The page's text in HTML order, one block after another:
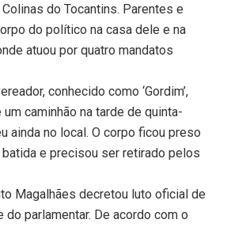
do Tocantins. Parentes e
do político na casa dele e na
atuou por quatro mandatos
conhecido como ‘Gordim’,
caminhão na tarde de quinta-
ainda no local. O corpo ficou preso
e precisou ser retirado pelos
Magalhães decretou luto oficial de
parlamentar. De acordo com o